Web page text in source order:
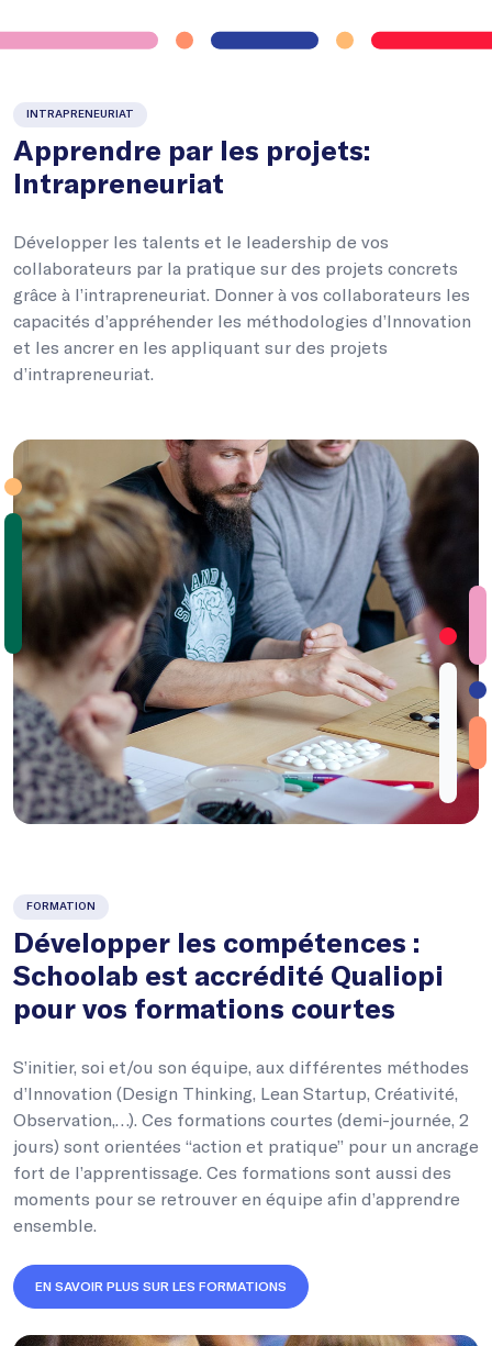
INTRAPRENEURIAT
Apprendre par les projets:
Intrapreneuriat
Développer les talents et le leadership de vos
collaborateurs par la pratique sur des projets concrets
grâce à l’intrapreneuriat. Donner à vos collaborateurs les
capacités d’appréhender les méthodologies d’Innovation
et les ancrer en les appliquant sur des projets
d’intrapreneuriat.
FORMATION
Développer les compétences :
Schoolab est accrédité Qualiopi
pour vos formations courtes
S’initier, soi et/ou son équipe, aux différentes méthodes
d’Innovation (Design Thinking, Lean Startup, Créativité,
Observation,…). Ces formations courtes (demi-journée, 2
jours) sont orientées “action et pratique” pour un ancrage
fort de l’apprentissage. Ces formations sont aussi des
moments pour se retrouver en équipe afin d’apprendre
ensemble.
EN SAVOIR PLUS SUR LES FORMATIONS